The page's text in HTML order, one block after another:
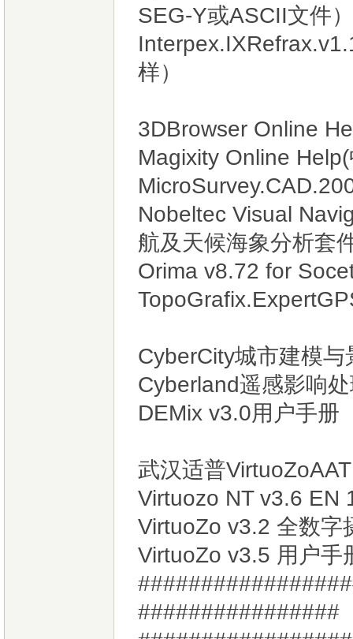
SEG-Y或ASCII文件）
样）
3DBrowser Online
Magixity Online
Nobeltec Visual
航及天候海象分析套
Orima v8.72 for
CyberCity城市建模
Cyberland遥感影响
DEMix v3.0用户手册
武汉适普
Virtuozo NT v3.6 EN
VirtuoZo v3.2 全数字
VirtuoZo v3.5 用户手
################